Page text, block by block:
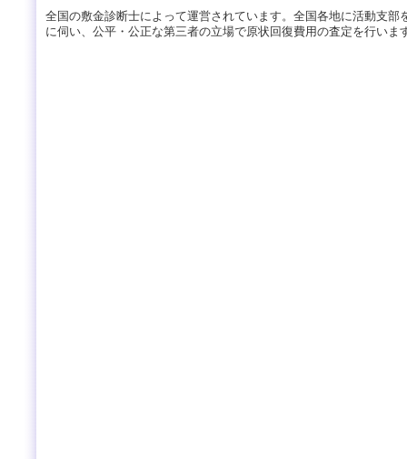
全国の敷金診断士によって運営されています。全国各地に活動支
に伺い、公平・公正な第三者の立場で原状回復費用の査定を行いま